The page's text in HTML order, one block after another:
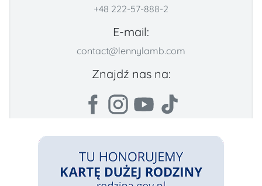
+48 222-57-888-2
E-mail:
contact@lennylamb.com
Znajdź nas na: